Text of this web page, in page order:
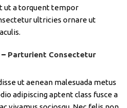
ut a torquent tempor
ultricies ornare ut
Parturient Consectetur
ut aenean malesuada metus
adipiscing aptent class fusce a